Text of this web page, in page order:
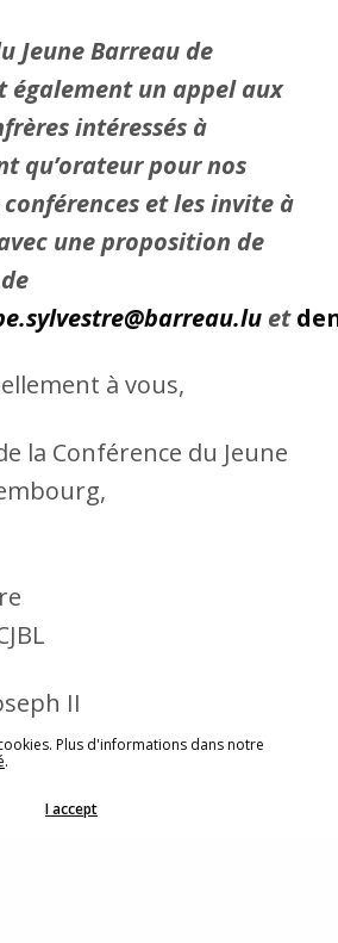
Jeune Barreau de
également un appel aux
intéressés à
qu’orateur pour nos
et les invite à
une proposition de
et
à vous,
la Conférence du Jeune
II
Plus d'informations dans notre
.
I accept